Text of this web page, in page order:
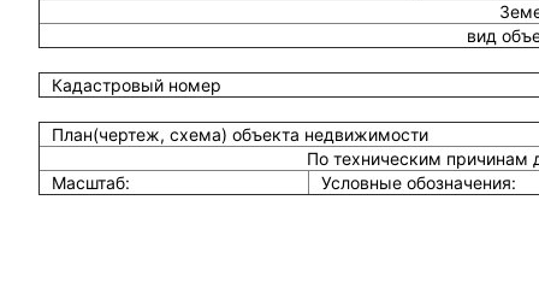
вид
Кадастровый номер
План(чертеж, схема) объекта недвижимости
По техническим причинам
Масштаб:
Условные обозначения: